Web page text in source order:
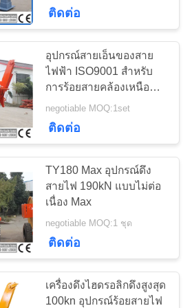
ารสตริงสาย
ษะ
79
งสายพาน
132
ติดต่อ
อุปกรณ์สายเอ็นของสาย
ไฟฟ้า ISO9001 สำหรับ
การร้อยสายคล้องเหนือ
ศีรษะหมายเลข 10
negotiable MOQ:1set
ติดต่อ
TY180 Max อุปกรณ์ดึง
สายไฟ 190kN แบบไม่ต่อ
เนื่อง Max
negotiable MOQ:1 ชุด
ติดต่อ
เครื่องดึงไฮดรอลิกดึงสูงสุด
100kn อุปกรณ์ร้อยสายไฟ